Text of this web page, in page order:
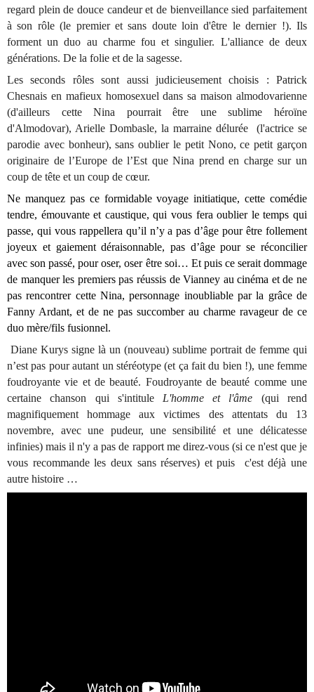
regard plein de douce candeur et de bienveillance sied parfaitement
à son rôle (le premier et sans doute loin d'être le dernier !). Ils
forment un duo au charme fou et singulier. L'alliance de deux
générations. De la folie et de la sagesse.
Les seconds rôles sont aussi judicieusement choisis : Patrick
Chesnais en mafieux homosexuel dans sa maison almodovarienne
(d'ailleurs cette Nina pourrait être une sublime héroïne
d'Almodovar), Arielle Dombasle, la marraine délurée (l'actrice se
parodie avec bonheur), sans oublier le petit Nono, ce petit garçon
originaire de l’Europe de l’Est que Nina prend en charge sur un
coup de tête et un coup de cœur.
Ne manquez pas ce formidable voyage initiatique, cette comédie
tendre, émouvante et caustique, qui vous fera oublier le temps qui
passe, qui vous rappellera qu’il n’y a pas d’âge pour être follement
joyeux et gaiement déraisonnable, pas d’âge pour se réconcilier
avec son passé, pour oser, oser être soi… Et puis ce serait dommage
de manquer les premiers pas réussis de Vianney au cinéma et de ne
pas rencontrer cette Nina, personnage inoubliable par la grâce de
Fanny Ardant, et de ne pas succomber au charme ravageur de ce
duo mère/fils fusionnel.
Diane Kurys signe là un (nouveau) sublime portrait de femme qui
n’est pas pour autant un stéréotype (et ça fait du bien !), une femme
foudroyante vie et de beauté. Foudroyante de beauté comme une
certaine chanson qui s'intitule L'homme et l'âme (qui rend
magnifiquement hommage aux victimes des attentats du 13
novembre, avec une pudeur, une sensibilité et une délicatesse
infinies) mais il n'y a pas de rapport me direz-vous (si ce n'est que je
vous recommande les deux sans réserves) et puis c'est déjà une
autre histoire …